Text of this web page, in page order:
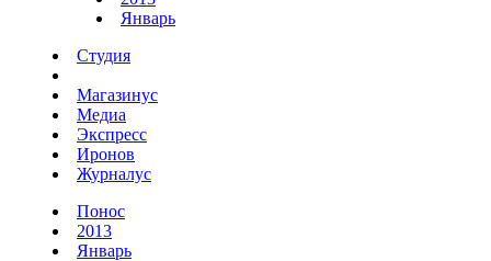
Январь
Студия
Магазинус
Медиа
Экспресс
Иронов
Журналус
Понос
2013
Январь